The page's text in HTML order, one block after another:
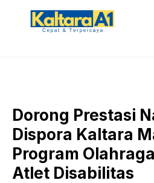
Langsung
Dorong Prestasi
Dispora Kaltara
Program
Atlet Disabilitas